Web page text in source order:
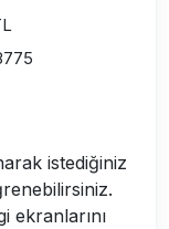
istediğiniz
ekranlarını